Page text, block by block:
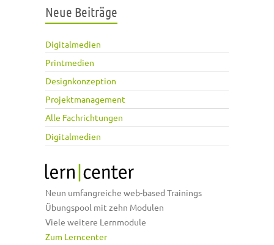
Neue Beiträge
Digitalmedien
Printmedien
Designkonzeption
Projektmanagement
Alle Fachrichtungen
Digitalmedien
Neun umfangreiche web-based Trainings
Übungspool mit zehn Modulen
Viele weitere Lernmodule
Zum Lerncenter